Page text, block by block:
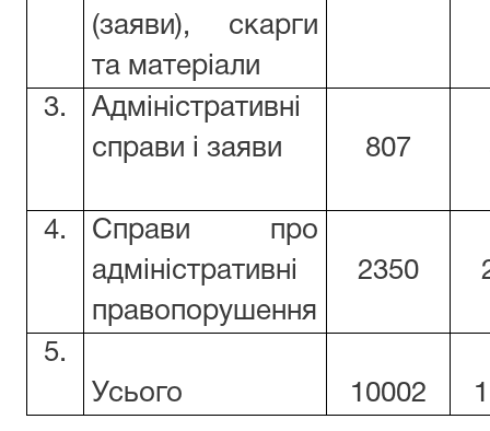
(заяви), скарги
та матеріали
3.
Адміністративні
справи і заяви
807
4.
Справи про
адміністративні
правопорушення
2350
5.
Усього
10002